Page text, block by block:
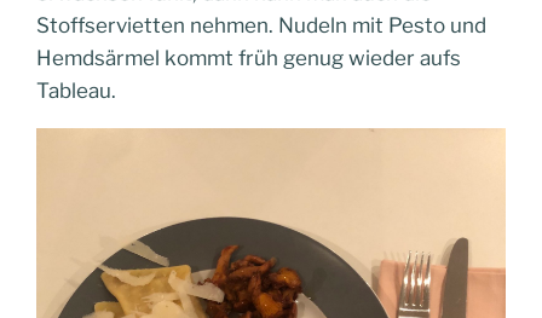
Stoffservietten nehmen. Nudeln mit Pesto und
Hemdsärmel kommt früh genug wieder aufs
Tableau.